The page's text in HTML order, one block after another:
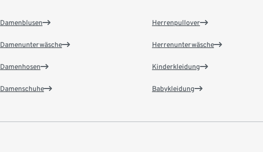
Damenblusen
Damenunterwäsche
Damenhosen
Damenschuhe
Herrenpullover
Herrenunterwäsche
Kinderkleidung
Babykleidung